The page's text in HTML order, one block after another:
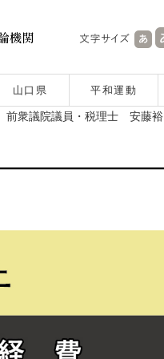
山口県 平和運動
衆議院議員・税理士 安藤裕